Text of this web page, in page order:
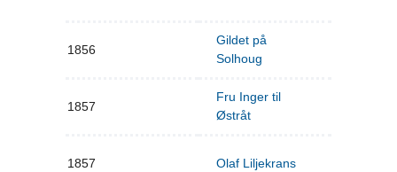
1856
Gildet på
Solhoug
1857
Fru Inger til
Østråt
1857 Olaf Liljekrans